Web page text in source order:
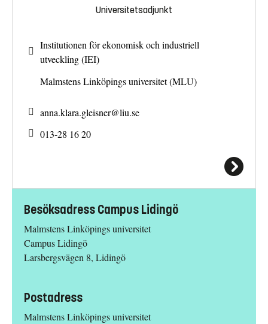
Universitetsadjunkt
Institutionen för ekonomisk och industriell
utveckling (IEI)
Malmstens Linköpings universitet (MLU)
anna.klara.gleisner@liu.se
013-28 16 20
Besöksadress Campus Lidingö
Malmstens Linköpings universitet
Campus Lidingö
Larsbergsvägen 8, Lidingö
Postadress
Malmstens Linköpings universitet